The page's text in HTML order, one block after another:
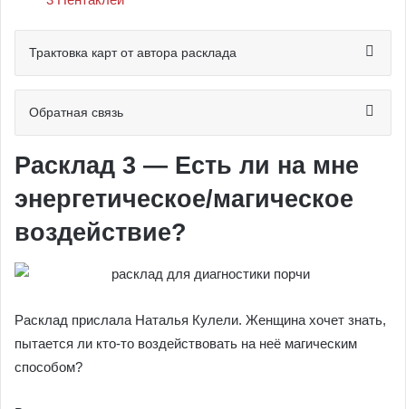
Трактовка карт от автора расклада
Обратная связь
Расклад 3 — Есть ли на мне
энергетическое/магическое
воздействие?
Расклад прислала Наталья Кулели. Женщина хочет знать,
пытается ли кто-то воздействовать на неё магическим
способом?